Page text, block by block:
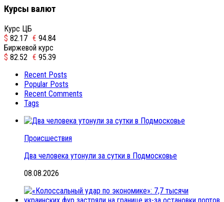
Курсы валют
Курс ЦБ
$ 82.17 € 94.84
Биржевой курс
$ 82.52 € 95.39
Recent Posts
Popular Posts
Recent Comments
Tags
Происшествия
Два человека утонули за сутки в Подмосковье
08.08.2026